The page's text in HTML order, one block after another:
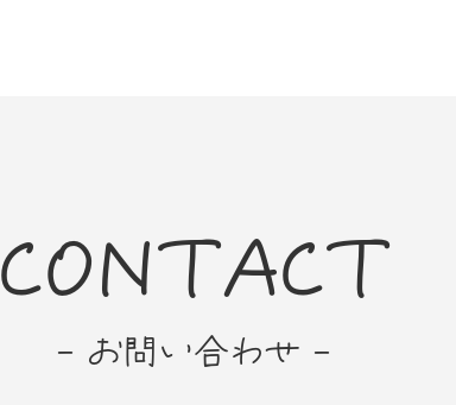
CONTACT
- お問い合わせ -